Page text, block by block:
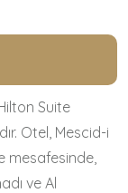
Suite
Otel, Mescid-i
mesafesinde,
ve Al